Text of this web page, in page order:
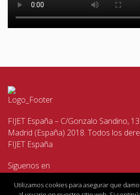
FIJET España – C/Gonzalo Sandino,
Madrid (España) 2018. Todos los
FIJET España
Siguenos en
Utilizamos cookies para asegurar que